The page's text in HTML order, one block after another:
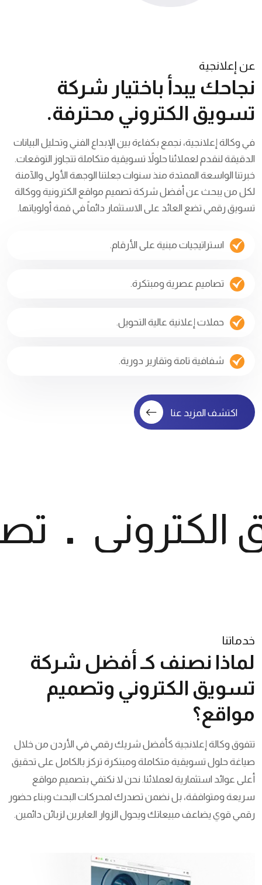
عن إعلانجية
نجاحك يبدأ باختيار شركة
تسويق الكتروني محترفة.
في وكالة إعلانجية، نجمع بكفاءة بين الإبداع الفني وتحليل البيانات
الدقيقة لنقدم لعملائنا حلولاً تسويقية متكاملة تتجاوز التوقعات.
خبرتنا الواسعة الممتدة منذ سنوات جعلتنا الوجهة الأولى والآمنة
لكل من يبحث عن أفضل شركة تصميم مواقع الكترونية ووكالة
تسويق رقمي تضع العائد على الاستثمار دائماً في قمة أولوياتها.
استراتيجيات مبنية على الأرقام.
تصاميم عصرية ومبتكرة.
حملات إعلانية عالية التحويل.
شفافية تامة وتقارير دورية.
اكتشف المزيد عنا
خدماتنا
لماذا نصنف كـ أفضل شركة
تسويق الكتروني وتصميم
مواقع؟
تتفوق وكالة إعلانجية كأفضل شريك رقمي في الأردن من خلال
صياغة حلول تسويقية متكاملة ومبتكرة تركز بالكامل على تحقيق
أعلى عوائد استثمارية لعملائنا. نحن لا نكتفي بتصميم مواقع
سريعة ومتوافقة، بل نضمن تصدرك لمحركات البحث وبناء حضور
رقمي قوي يضاعف مبيعاتك ويحول الزوار العابرين لزبائن دائمين.